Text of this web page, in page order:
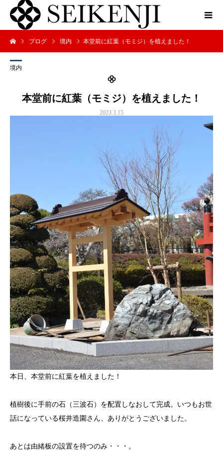
ブログ 境内 本堂前に紅葉（モミジ）を植えました！
境内
本堂前に紅葉（モミジ）を植えました！
2023.3.15
本日、本堂前に紅葉を植えました！
植樹後に手前の石（三波石）を配置しなおして完成。いつもお世
話になっている桜井造園さん、ありがとうございました。
あとは由緒板の設置を待つのみ・・・。